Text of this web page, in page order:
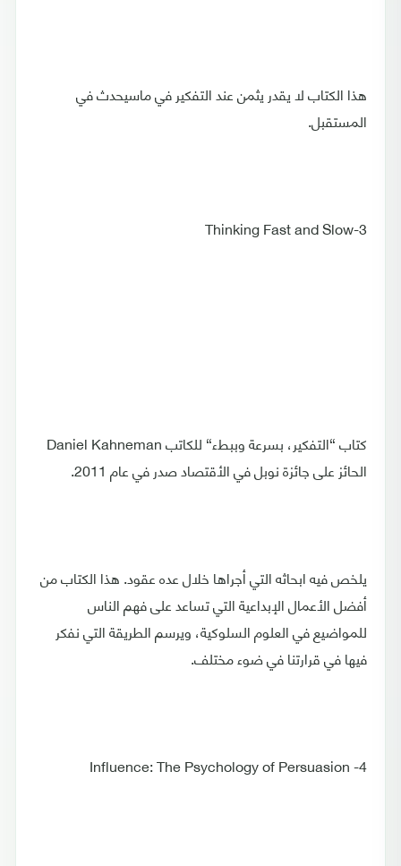
هذا الكتاب لا يقدر يثمن عند التفكير في ماسيحدث في
المستقبل.
Thinking Fast and Slow-3
كتاب “التفكير، بسرعة وببطء“ للكاتب Daniel Kahneman
الحائز على جائزة نوبل في الأقتصاد صدر في عام 2011.
يلخص فيه ابحاثه التي أجراها خلال عده عقود. هذا الكتاب من
أفضل الأعمال الإبداعية التي تساعد على فهم الناس
للمواضيع في العلوم السلوكية، ويرسم الطريقة التي نفكر
فيها في قرارتنا في ضوء مختلف.
4- Influence: The Psychology of Persuasion